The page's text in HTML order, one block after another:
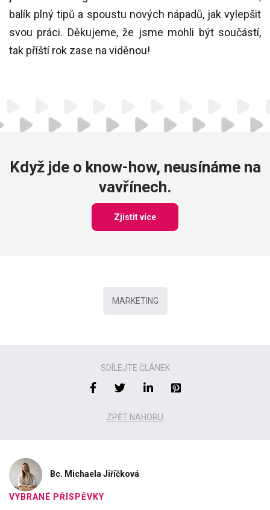
balík plný tipů a spoustu nových nápadů, jak vylepšit
svou práci. Děkujeme, že jsme mohli být součástí,
tak příští rok zase na viděnou!
Když jde o know-how, neusínáme na
vavřínech.
Zjistit více
MARKETING
SDÍLEJTE ČLÁNEK
ZPĚT NAHORU
Bc. Michaela Jiříčková
VYBRANÉ PŘÍSPĚVKY